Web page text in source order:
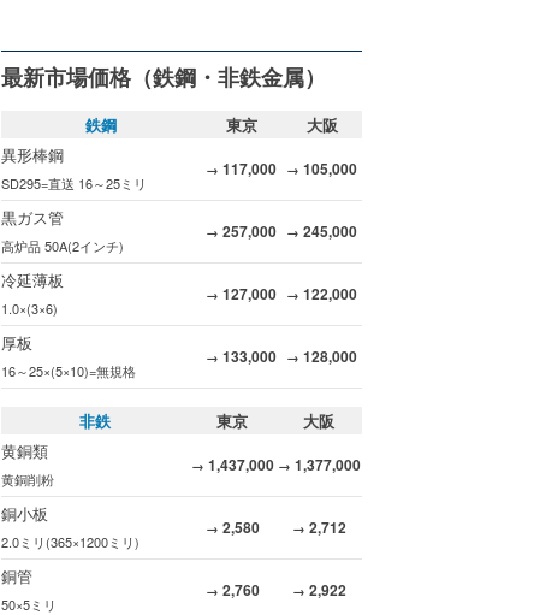
最新市場価格（鉄鋼・非鉄金属）
鉄鋼 東京
大阪
異形棒鋼
SD295=直送 16～25ミリ
→ 117,000 → 105,000
黒ガス管
高炉品 50A(2インチ)
→ 257,000 → 245,000
冷延薄板
1.0×(3×6)
→ 127,000 → 122,000
厚板
16～25×(5×10)=無規格
→ 133,000 → 128,000
非鉄 東京
大阪
黄銅類
黄銅削粉
→ 1,437,000 → 1,377,000
銅小板
2.0ミリ(365×1200ミリ)
→ 2,580 → 2,712
銅管
50×5ミリ
→ 2,760 → 2,922